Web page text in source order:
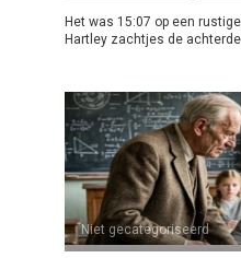
Het was 15:07 op een
Hartley zachtjes de
Niet gecategoriseerd